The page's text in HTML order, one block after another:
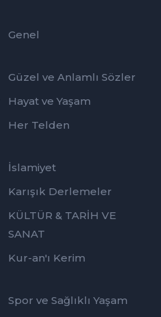
Genel
Güzel ve Anlamlı Sözler
Hayat ve Yaşam
Her Telden
İslamiyet
Karışık Derlemeler
KÜLTÜR & TARİH VE
SANAT
Kur-an'ı Kerim
Spor ve Sağlıklı Yaşam